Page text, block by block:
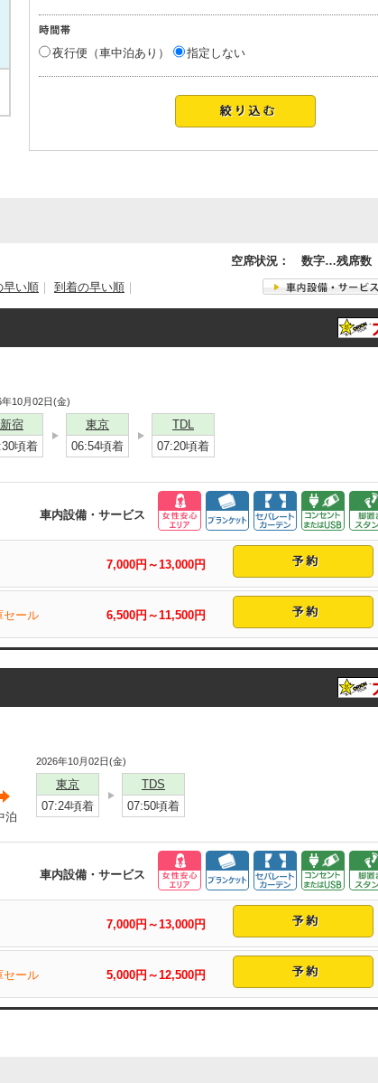
夜行便（車中泊あり） 指定しない
空席状況： 数字…残席数
早い順 到着の早い順
年10月02日(金)
新宿
頃着
東京
06:54頃着
TDL
07:20頃着
車内設備・サービス
7,000円～13,000円
セール 6,500円～11,500円
泊
2026年10月02日(金)
東京
07:24頃着
TDS
07:50頃着
車内設備・サービス
7,000円～13,000円
セール 5,000円～12,500円